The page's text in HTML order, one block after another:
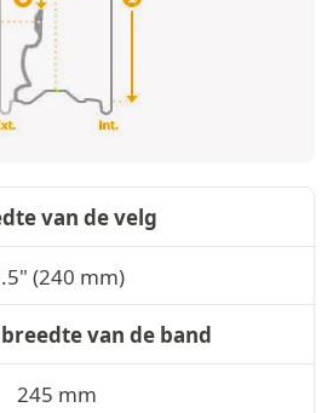
van de velg
(240 mm)
van de band
245 mm